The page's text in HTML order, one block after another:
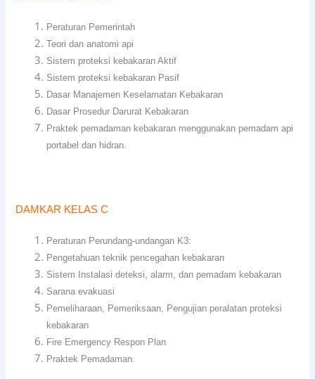
Peraturan Pemerintah
Teori dan anatomi api
Sistem proteksi kebakaran Aktif
Sistem proteksi kebakaran Pasif
Dasar Manajemen Keselamatan Kebakaran
Dasar Prosedur Darurat Kebakaran
Praktek pemadaman kebakaran menggunakan pemadam api
portabel dan hidran.
DAMKAR KELAS C
Peraturan Perundang-undangan K3:
Pengetahuan teknik pencegahan kebakaran
Sistem Instalasi deteksi, alarm, dan pemadam kebakaran
Sarana evakuasi
Pemeliharaan, Pemeriksaan, Pengujian peralatan proteksi
kebakaran
Fire Emergency Respon Plan
Praktek Pemadaman.